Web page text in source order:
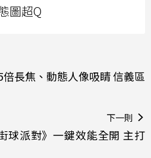
圖超Q
長焦、動態人像吸睛 信義區
下一則
球派對》一鍵效能全開 主打